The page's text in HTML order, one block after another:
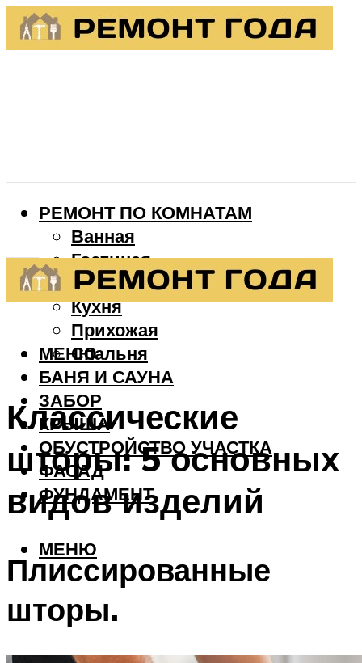
РЕМОНТ ПО КОМНАТАМ
Ванная
Гостиная
Детская
Кухня
Прихожая
Спальня
БАНЯ И САУНА
ЗАБОР
КРЫША
ОБУСТРОЙСТВО УЧАСТКА
ФАСАД
ФУНДАМЕНТ
МЕНЮ
МЕНЮ
Классические
шторы: 5 основных
видов изделий
Плиссированные
шторы.